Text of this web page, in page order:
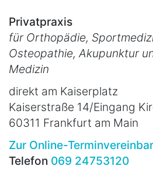
Privatpraxis
für Orthopädie,
Osteopathie, Akupunktur
Medizin
direkt am Kaiserplatz
Kaiserstraße 14/Eingang
60311 Frankfurt am Main
Zur Online-
Telefon 069 24753120